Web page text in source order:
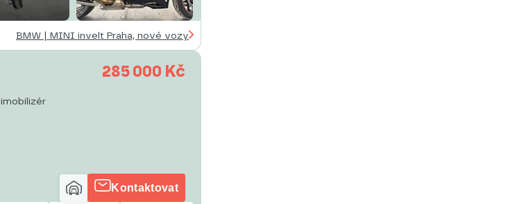
BMW | MINI invelt Praha, nové vozy
285 000 Kč
imobilizér
Kontaktovat